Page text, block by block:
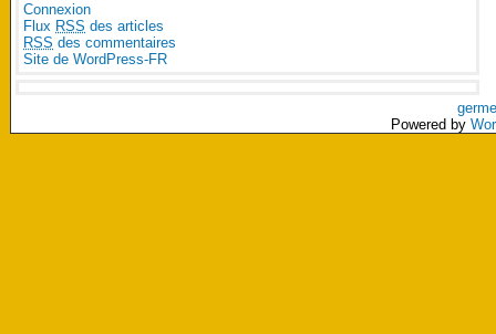
Connexion
Flux RSS des articles
RSS des commentaires
Site de WordPress-FR
Powered by